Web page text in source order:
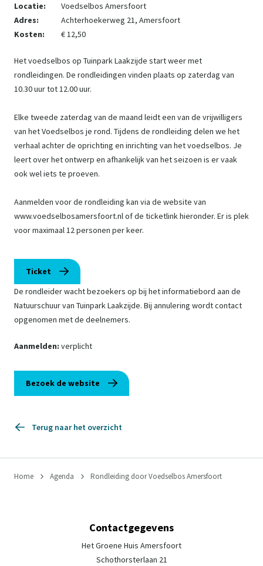
Locatie:
Voedselbos Amersfoort
Adres:
Achterhoekerweg 21, Amersfoort
Kosten:
€ 12,50
Het voedselbos op Tuinpark Laakzijde start weer met
rondleidingen. De rondleidingen vinden plaats op zaterdag van
10.30 uur tot 12.00 uur.
Elke tweede zaterdag van de maand leidt een van de vrijwilligers
van het Voedselbos je rond. Tijdens de rondleiding delen we het
verhaal achter de oprichting en inrichting van het voedselbos. Je
leert over het ontwerp en afhankelijk van het seizoen is er vaak
ook wel iets te proeven.
Aanmelden voor de rondleiding kan via de website van
www.voedselbosamersfoort.nl of de ticketlink hieronder. Er is plek
voor maximaal 12 personen per keer.
Ticket
De rondleider wacht bezoekers op bij het informatiebord aan de
Natuurschuur van Tuinpark Laakzijde. Bij annulering wordt contact
opgenomen met de deelnemers.
Aanmelden: verplicht
Bezoek de website
Terug naar het overzicht
Home Agenda Rondleiding door Voedselbos Amersfoort
Contactgegevens
Het Groene Huis Amersfoort
Schothorsterlaan 21